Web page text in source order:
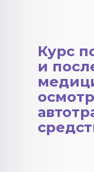
Курс
и